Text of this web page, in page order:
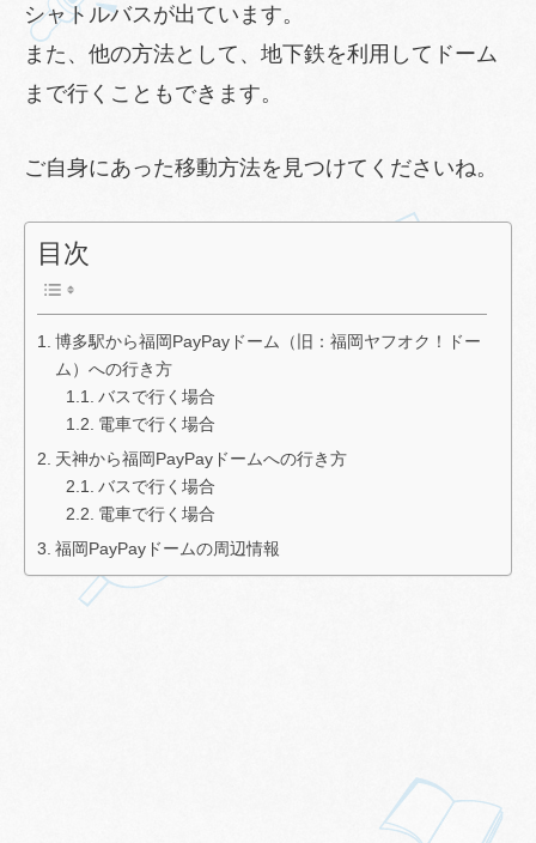
シャトルバスが出ています。
また、他の方法として、地下鉄を利用してドーム
まで行くこともできます。
ご自身にあった移動方法を見つけてくださいね。
目次
博多駅から福岡PayPayドーム（旧：福岡ヤフオク！ドー
ム）への行き方
バスで行く場合
電車で行く場合
天神から福岡PayPayドームへの行き方
バスで行く場合
電車で行く場合
福岡PayPayドームの周辺情報